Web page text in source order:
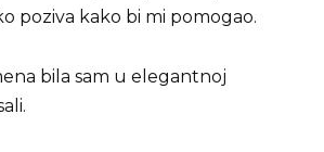
poziva kako bi mi pomogao.
bila sam u elegantnoj